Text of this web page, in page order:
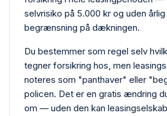
selvrisiko på 5.000 kr og uden
begrænsning på dækningen.
Du bestemmer som regel selv
tegner forsikring hos, men
noteres som "panthaver" eller
policen. Det er en gratis ændring
om — uden den kan